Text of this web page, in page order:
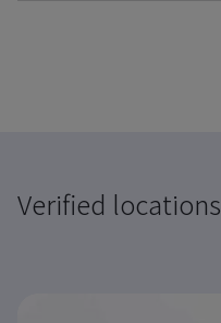
Verified locations